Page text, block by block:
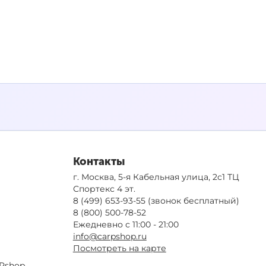
Контакты
г. Москва, 5-я Кабельная улица, 2с1 ТЦ
Спортекс 4 эт.
8 (499) 653-93-55(звонок бесплатный)
8 (800) 500-78-52
Ежедневно с 11:00 - 21:00
info@carpshop.ru
Посмотреть на карте